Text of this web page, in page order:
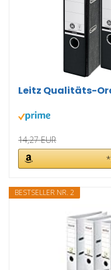
Leitz Qualitäts-
14,27 EUR
BESTSELLER NR. 2